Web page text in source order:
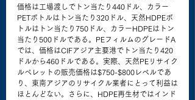
価格は工場渡しでトン当たり440ドル、カラー
PETボトルはトン当たり320ドル、天然HDPEボ
トルはトン当たり750ドル、カラーHDPEはトン
当たり500ドルである。PEフィルムのグレードA
では、価格はCIFアジア主要港でトン当たり420
ドルから460ドルである。実際、天然PEリサイク
ルペレットの販売価格は$750-$800レベルであ
り、東南アジアのリサイクル業者にとって利益は
ほとんどない。さらに、HDPE再生材ではインド